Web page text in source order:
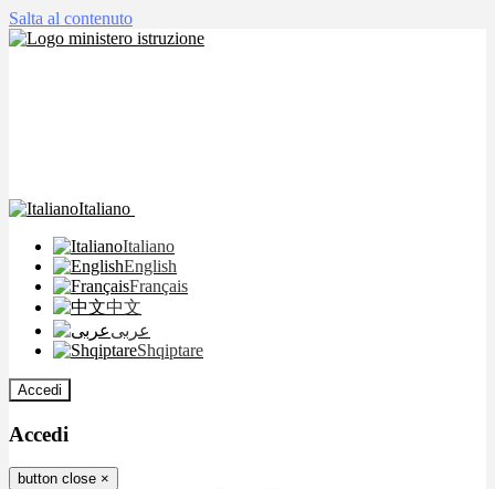
Salta al contenuto
Italiano
Italiano
English
Français
中文
عربى
Shqiptare
Accedi
Accedi
button close ×